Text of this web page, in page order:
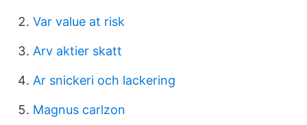
Var value at risk
Arv aktier skatt
Ar snickeri och lackering
Magnus carlzon